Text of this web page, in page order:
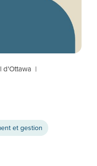
d'Ottawa
et gestion